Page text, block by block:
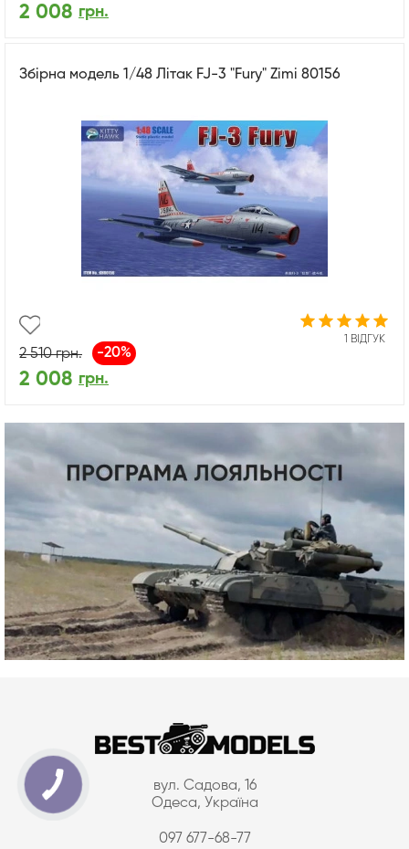
2 008 грн.
Збірна модель 1/48 Літак FJ-3 "Fury" Zimi 80156
1 ВІДГУК
2 510грн. -20%
2 008 грн.
вул. Садова, 16
Одеса, Україна
097 677-68-77